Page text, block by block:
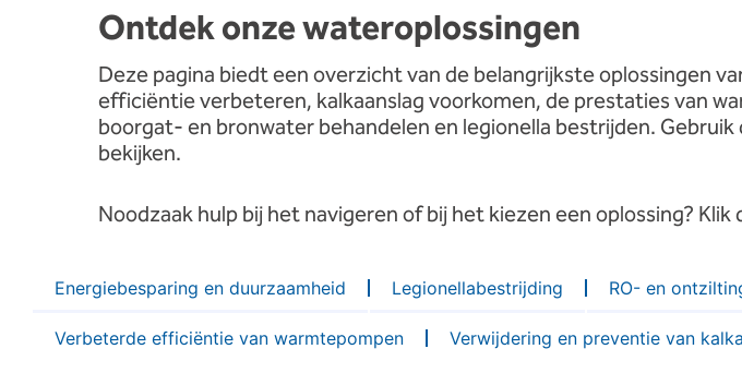
Ontdek onze wateroplossingen
Deze pagina biedt een overzicht van de belangrijkste oplossingen
efficiëntie verbeteren, kalkaanslag voorkomen, de prestaties van
boorgat- en bronwater behandelen en legionella bestrijden.
bekijken.
Noodzaakhulpbij het navigerenofbij het kiezeneenoplossing?
Energiebesparing en duurzaamheid Legionellabestrijding RO- en
Verbeterde efficiëntie van warmtepompen Verwijdering en preventie van